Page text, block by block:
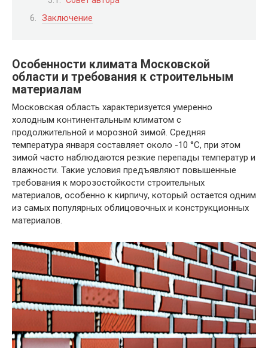
Заключение
Особенности климата Московской
области и требования к строительным
материалам
Московская область характеризуется умеренно
холодным континентальным климатом с
продолжительной и морозной зимой. Средняя
температура января составляет около -10 °C, при этом
зимой часто наблюдаются резкие перепады температур и
влажности. Такие условия предъявляют повышенные
требования к морозостойкости строительных
материалов, особенно к кирпичу, который остается одним
из самых популярных облицовочных и конструкционных
материалов.